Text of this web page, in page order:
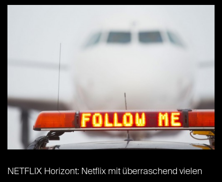
NETFLIX Horizont: Netflix mit überraschend vielen